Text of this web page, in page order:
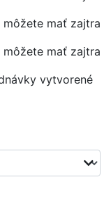
môžete mať zajtra
môžete mať zajtra
vytvorené